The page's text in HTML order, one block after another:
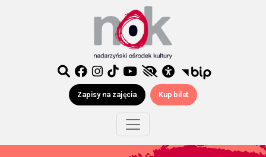
Zapisy na zajęcia Kup bilet